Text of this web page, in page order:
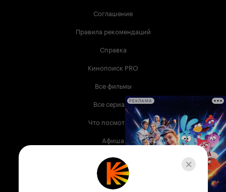
Соглашение
Правила рекомендаций
Справка
Кинопоиск PRO
Все фильмы
Все сериалы
Что посмотреть
Афиша
Музыка
Телепрограмма
РЕКЛАМА